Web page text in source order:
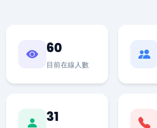
60
目前在線人數
31